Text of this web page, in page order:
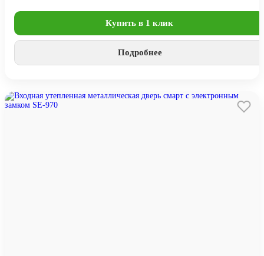
Купить в 1 клик
Подробнее